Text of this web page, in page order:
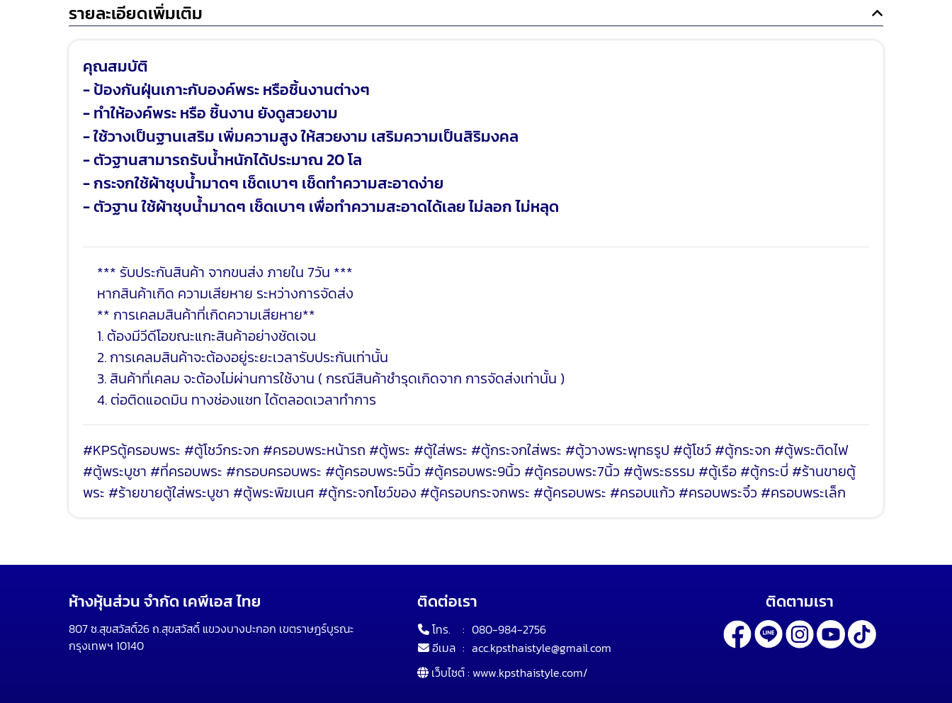
รายละเอียดเพิ่มเติม
คุณสมบัติ
- ป้องกันฝุ่นเกาะกับองค์พระ หรือชิ้นงานต่างๆ
- ทำให้องค์พระ หรือ ชิ้นงาน ยังดูสวยงาม
- ใช้วางเป็นฐานเสริม เพิ่มความสูง ให้สวยงาม เสริมความเป็นสิริมงคล
- ตัวฐานสามารถรับน้ำหนักได้ประมาณ 20 โล
- กระจกใช้ผ้าชุบน้ำมาดๆ เช็ดเบาๆ เช็ดทำความสะอาดง่าย
- ตัวฐาน ใช้ผ้าชุบน้ำมาดๆ เช็ดเบาๆ เพื่อทำความสะอาดได้เลย ไม่ลอก ไม่หลุด
*** รับประกันสินค้า จากขนส่ง ภายใน 7วัน ***
หากสินค้าเกิด ความเสียหาย ระหว่างการจัดส่ง
** การเคลมสินค้าที่เกิดความเสียหาย**
1. ต้องมีวีดีโอขณะแกะสินค้าอย่างชัดเจน
2. การเคลมสินค้าจะต้องอยู่ระยะเวลารับประกันเท่านั้น
3. สินค้าที่เคลม จะต้องไม่ผ่านการใช้งาน ( กรณีสินค้าชำรุดเกิดจาก การจัดส่งเท่านั้น )
4. ต่อติดแอดมิน ทางช่องแชท ได้ตลอดเวลาทำการ
#KPSตู้ครอบพระ #ตู้โชว์กระจก #ครอบพระหน้ารถ #ตู้พระ #ตู้ใส่พระ #ตู้กระจกใส่พระ #ตู้วางพระพุทธรูป #ตู้โชว์ #ตู้กระจก #ตู้พระติดไฟ
#ตู้พระบูชา #ที่ครอบพระ #กรอบครอบพระ #ตู้ครอบพระ5นิ้ว #ตู้ครอบพระ9นิ้ว #ตู้ครอบพระ7นิ้ว #ตู้พระธรรม #ตู้เรือ #ตู้กระบี่ #ร้านขายตู้
พระ #ร้ายขายตู้ใส่พระบูชา #ตู้พระพิฆเนศ #ตู้กระจกโชว์ของ #ตู้ครอบกระจกพระ #ตู้ครอบพระ #ครอบแก้ว #ครอบพระจิ๋ว #ครอบพระเล็ก
ห้างหุ้นส่วน จำกัด เคพีเอส ไทย
807 ซ.สุขสวัสดิ์26 ถ.สุขสวัสดิ์ แขวงบางปะกอก เขตราษฎร์บูรณะ
กรุงเทพฯ 10140
ติดต่อเรา
โทร. : 080-984-2756
อีเมล : acc.kpsthaistyle@gmail.com
เว็บไซต์ : www.kpsthaistyle.com/
ติดตามเรา